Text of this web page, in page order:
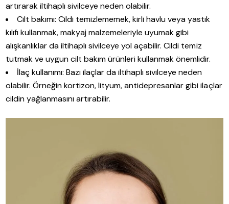
artırarak iltihaplı sivilceye neden olabilir.
Cilt bakımı: Cildi temizlememek, kirli havlu veya yastık
kılıfı kullanmak, makyaj malzemeleriyle uyumak gibi
alışkanlıklar da iltihaplı sivilceye yol açabilir. Cildi temiz
tutmak ve uygun cilt bakım ürünleri kullanmak önemlidir.
İlaç kullanımı: Bazı ilaçlar da iltihaplı sivilceye neden
olabilir. Örneğin kortizon, lityum, antidepresanlar gibi ilaçlar
cildin yağlanmasını artırabilir.